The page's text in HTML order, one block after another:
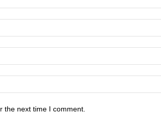
the next time I comment.